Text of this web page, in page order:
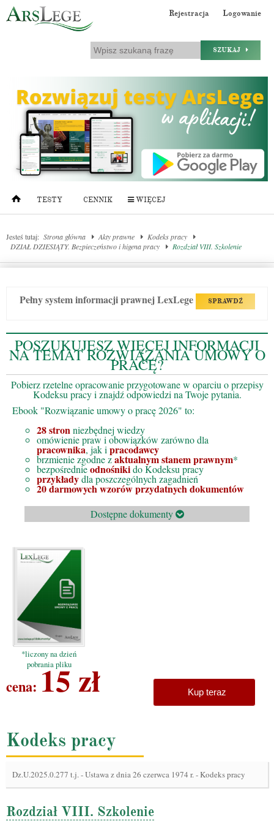
Rejestracja Logowanie
SZUKAJ
TESTY CENNIK WIĘCEJ
Jesteś tutaj: Strona główna Akty prawne
Kodeks pracy
DZIAŁ DZIESIĄTY. Bezpieczeństwo i higena pracy
Rozdział VIII. Szkolenie
Pełny system informacji prawnej LexLege SPRAWDŹ
POSZUKUJESZ WIĘCEJ INFORMACJI
NA TEMAT ROZWIĄZANIA UMOWY O
PRACĘ?
Pobierz rzetelne opracowanie przygotowane w oparciu o przepisy
Kodeksu pracy i znajdź odpowiedzi na Twoje pytania.
Ebook "Rozwiązanie umowy o pracę 2026" to:
28 stronniezbędnej wiedzy
omówienie praw i obowiązków zarówno dla
pracownika, jak i pracodawcy
brzmienie zgodne zaktualnym stanem prawnym*
bezpośrednieodnośnikido Kodeksu pracy
przykładydla poszczególnych zagadnień
20 darmowych wzorów przydatnych dokumentów
Dostępne dokumenty
*liczony na dzień
pobrania pliku
Kup teraz
cena: 15 zł
Kodeks pracy
Dz.U.2025.0.277 t.j.-Ustawa z dnia 26 czerwca 1974 r. - Kodeks pracy
Rozdział VIII. Szkolenie